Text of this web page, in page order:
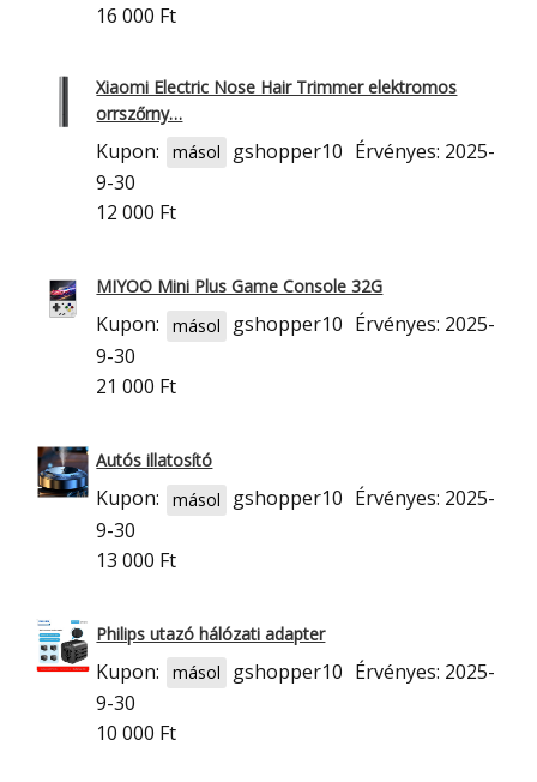
16 000 Ft
Xiaomi Electric Nose Hair Trimmer elektromos
orrszőrny…
Kupon: másol gshopper10 Érvényes: 2025-
9-30
12 000 Ft
MIYOO Mini Plus Game Console 32G
Kupon: másol gshopper10 Érvényes: 2025-
9-30
21 000 Ft
Autós illatosító
Kupon: másol gshopper10 Érvényes: 2025-
9-30
13 000 Ft
Philips utazó hálózati adapter
Kupon: másol gshopper10 Érvényes: 2025-
9-30
10 000 Ft